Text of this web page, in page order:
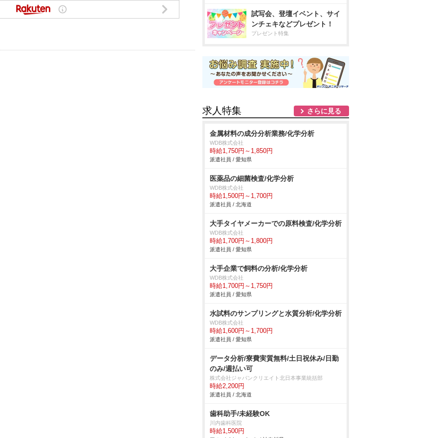
試写会、登壇イベント、サイ
ンチェキなどプレゼント！
プレゼント特集
求人特集 さらに見る
金属材料の成分分析業務/化学分析
WDB株式会社
時給1,750円～1,850円
派遣社員 / 愛知県
医薬品の細菌検査/化学分析
WDB株式会社
時給1,500円～1,700円
派遣社員 / 北海道
大手タイヤメーカーでの原料検査/化学分析
WDB株式会社
時給1,700円～1,800円
派遣社員 / 愛知県
大手企業で飼料の分析/化学分析
WDB株式会社
時給1,700円～1,750円
派遣社員 / 愛知県
水試料のサンプリングと水質分析/化学分析
WDB株式会社
時給1,600円～1,700円
派遣社員 / 愛知県
データ分析/寮費実質無料/土日祝休み/日勤
のみ/週払い可
株式会社ジャパンクリエイト北日本事業統括部
時給2,200円
派遣社員 / 北海道
歯科助手/未経験OK
川内歯科医院
時給1,500円